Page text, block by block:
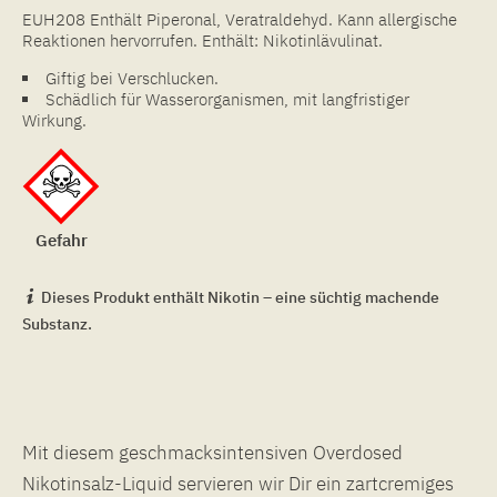
EUH208 Enthält Piperonal, Veratraldehyd. Kann allergische
Reaktionen hervorrufen. Enthält: Nikotinlävulinat.
Giftig bei Verschlucken.
Schädlich für Wasserorganismen, mit langfristiger
Wirkung.
Gefahr
Dieses Produkt enthält Nikotin – eine süchtig machende
Substanz.
Mit diesem geschmacksintensiven Overdosed
Nikotinsalz-Liquid servieren wir Dir ein zartcremiges